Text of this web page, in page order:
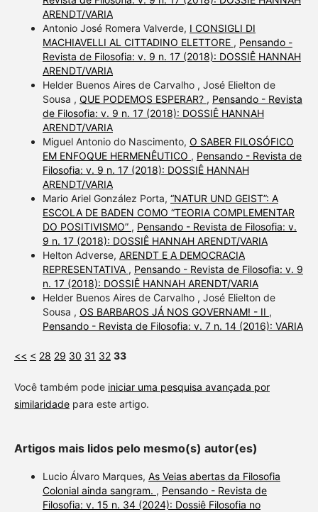
ARENDT/VARIA
Antonio José Romera Valverde, I CONSIGLI DI
MACHIAVELLI AL CITTADINO ELETTORE , Pensando -
Revista de Filosofia: v. 9 n. 17 (2018): DOSSIÊ HANNAH
ARENDT/VARIA
Helder Buenos Aires de Carvalho , José Elielton de
Sousa , QUE PODEMOS ESPERAR? , Pensando - Revista
de Filosofia: v. 9 n. 17 (2018): DOSSIÊ HANNAH
ARENDT/VARIA
Miguel Antonio do Nascimento, O SABER FILOSÓFICO
EM ENFOQUE HERMENÊUTICO , Pensando - Revista de
Filosofia: v. 9 n. 17 (2018): DOSSIÊ HANNAH
ARENDT/VARIA
Mario Ariel González Porta, “NATUR UND GEIST”: A
ESCOLA DE BADEN COMO “TEORIA COMPLEMENTAR
DO POSITIVISMO” , Pensando - Revista de Filosofia: v.
9 n. 17 (2018): DOSSIÊ HANNAH ARENDT/VARIA
Helton Adverse, ARENDT E A DEMOCRACIA
REPRESENTATIVA , Pensando - Revista de Filosofia: v. 9
n. 17 (2018): DOSSIÊ HANNAH ARENDT/VARIA
Helder Buenos Aires de Carvalho , José Elielton de
Sousa , OS BARBAROS JÁ NOS GOVERNAM! - II ,
Pensando - Revista de Filosofia: v. 7 n. 14 (2016): VARIA
<< < 28 29 30 31 32 33
Você também pode iniciar uma pesquisa avançada por
similaridadepara este artigo.
Artigos mais lidos pelo mesmo(s) autor(es)
Lucio Álvaro Marques, As Veias abertas da Filosofia
Colonial ainda sangram. , Pensando - Revista de
Filosofia: v. 15 n. 34 (2024): Dossiê Filosofia no